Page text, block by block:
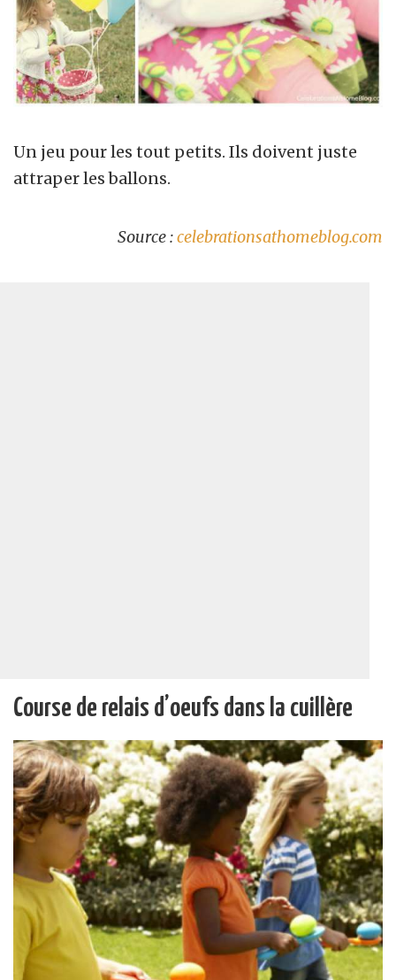
Un jeu pour les tout petits. Ils doivent juste
attraper les ballons.
Source :celebrationsathomeblog.com
Course de relais d’oeufs dans la cuillère